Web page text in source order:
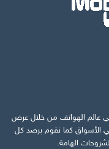
عالم الهواتف من خلال عرض
الأسواق كما نقوم برصد كل
الهامة.